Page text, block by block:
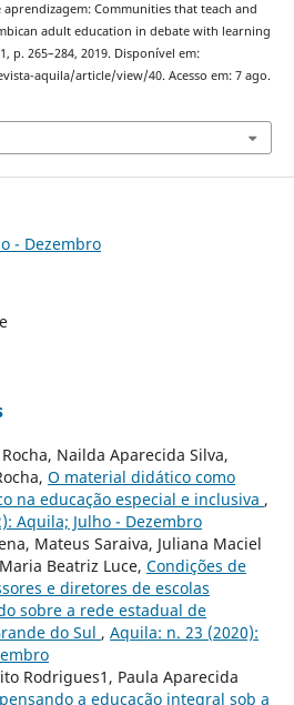
Communities that teach and
adult education in debate with learning
p. 265–284, 2019. Disponível em:
aquila/article/view/40. Acesso em: 7 ago.
- Dezembro
Nailda Aparecida Silva,
O material didático como
na educação especial e inclusiva ,
Aquila; Julho - Dezembro
Mateus Saraiva, Juliana Maciel
Beatriz Luce, Condições de
e diretores de escolas
sobre a rede estadual de
do Sul , Aquila: n. 23 (2020):
Rodrigues1, Paula Aparecida
a educação integral sob a